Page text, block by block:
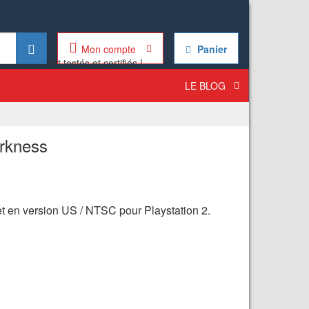
Panier
Mon compte
LE BLOG
en version US / NTSC pour Playstation 2.